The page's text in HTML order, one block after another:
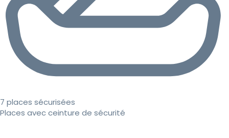
7 places sécurisées
Places avec ceinture de sécurité